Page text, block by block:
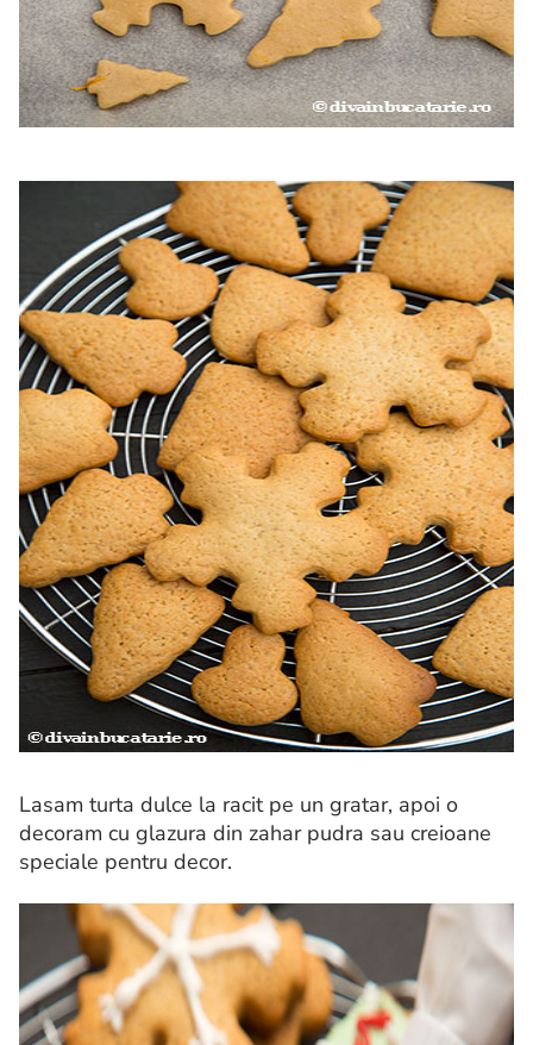
Lasam turta dulce la racit pe un gratar, apoi o
decoram cu glazura din zahar pudra sau creioane
speciale pentru decor.